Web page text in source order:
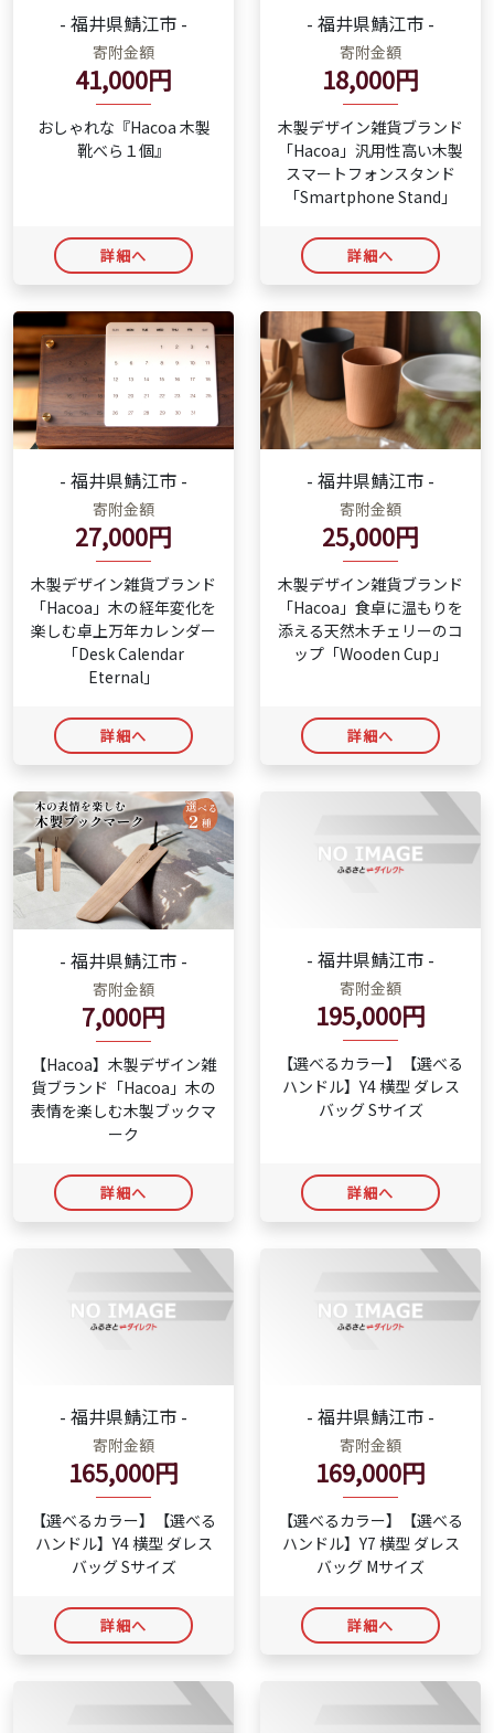
- 福井県鯖江市 -
寄附金額
41,000円
おしゃれな『Hacoa 木製
靴べら１個』
詳細へ
- 福井県鯖江市 -
寄附金額
18,000円
木製デザイン雑貨ブランド
「Hacoa」汎用性高い木製
スマートフォンスタンド
「Smartphone Stand」
詳細へ
- 福井県鯖江市 -
寄附金額
27,000円
木製デザイン雑貨ブランド
「Hacoa」木の経年変化を
楽しむ卓上万年カレンダー
「Desk Calendar
Eternal」
詳細へ
- 福井県鯖江市 -
寄附金額
25,000円
木製デザイン雑貨ブランド
「Hacoa」食卓に温もりを
添える天然木チェリーのコ
ップ「Wooden Cup」
詳細へ
- 福井県鯖江市 -
寄附金額
7,000円
【Hacoa】木製デザイン雑
貨ブランド「Hacoa」木の
表情を楽しむ木製ブックマ
ーク
詳細へ
- 福井県鯖江市 -
寄附金額
195,000円
【選べるカラー】【選べる
ハンドル】Y4 横型 ダレス
バッグ Sサイズ
詳細へ
- 福井県鯖江市 -
寄附金額
165,000円
【選べるカラー】【選べる
ハンドル】Y4 横型 ダレス
バッグ Sサイズ
詳細へ
- 福井県鯖江市 -
寄附金額
169,000円
【選べるカラー】【選べる
ハンドル】Y7 横型 ダレス
バッグ Mサイズ
詳細へ